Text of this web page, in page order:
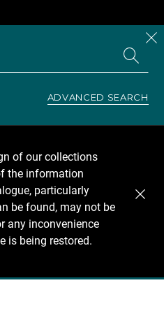
ADVANCED SEARCH
of our collections
the information
particularly
be found, may not be
any inconvenience
is being restored.